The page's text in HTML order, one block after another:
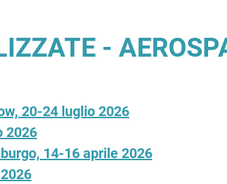
-
20-24 luglio 2026
2026
14-16 aprile 2026